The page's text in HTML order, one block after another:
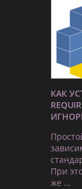
КАК
При
же …